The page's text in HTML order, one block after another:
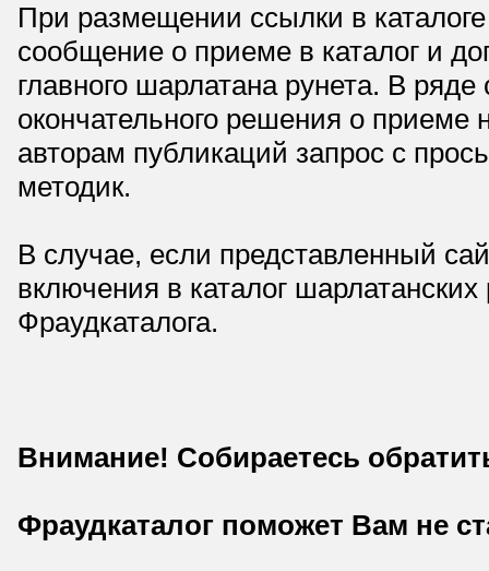
При размещении ссылки в
сообщение о приеме в каталог и
главного шарлатана рунета. В
окончательного решения о приеме
авторам публикаций запрос с
методик.
В случае, если представленный
включения в каталог
Фраудкаталога.
Внимание! Собираетесь
Фраудкаталог поможет Вам не